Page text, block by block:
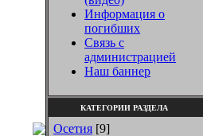
Информация о
погибших
Связь с
администрацией
Наш баннер
КАТЕГОРИИ РАЗДЕЛА
Осетия [9]